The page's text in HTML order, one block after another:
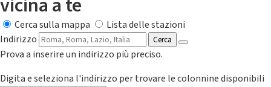
Cerca sulla mappa
Lista delle stazioni
Indirizzo
Cerca
Prova a inserire un indirizzo più preciso.
Digita e seleziona l'indirizzo per trovare le colonnine disponibili